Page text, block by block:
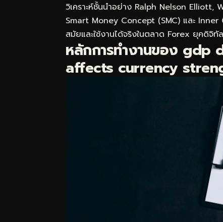
วิเคราะห์ชั้นนำอย่าง Ralph Nelson Elliott,
Smart Money Concept (SMC) และ Inner
สมัยและใช้งานได้จริงในตลาด Forex ยุคดิจิทัล
หลักการทำงานของ
affects currency